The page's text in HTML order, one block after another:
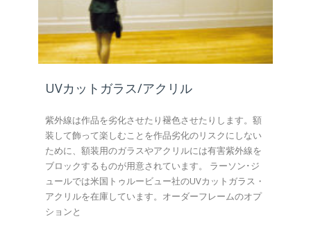
UVカットガラス/アクリル
紫外線は作品を劣化させたり褪色させたりします。額
装して飾って楽しむことを作品劣化のリスクにしない
ために、額装用のガラスやアクリルには有害紫外線を
ブロックするものが用意されています。 ラーソン･ジ
ュールでは米国トゥルービュー社のUVカットガラス・
アクリルを在庫しています。オーダーフレームのオプ
ションと